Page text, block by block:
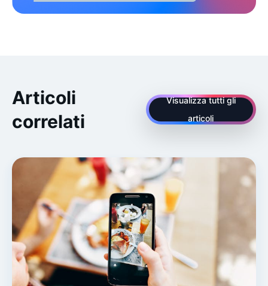
Articoli
correlati
Visualizza tutti gli
articoli